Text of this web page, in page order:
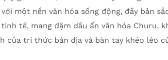
một nền văn hóa sống động, đầy bản
tế, mang đậm dấu ấn văn hóa Churu,
của tri thức bản địa và bàn tay khéo léo